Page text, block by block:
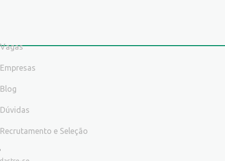
Vagas
Empresas
Blog
Dúvidas
Recrutamento e Seleção